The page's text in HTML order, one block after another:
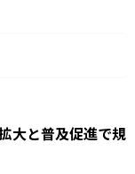
大と普及促進で規